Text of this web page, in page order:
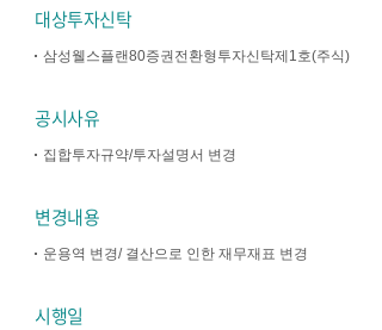
대상투자신탁
삼성웰스플랜80증권전환형투자신탁제1호(주식)
공시사유
집합투자규약/투자설명서 변경
변경내용
운용역 변경/ 결산으로 인한 재무재표 변경
시행일